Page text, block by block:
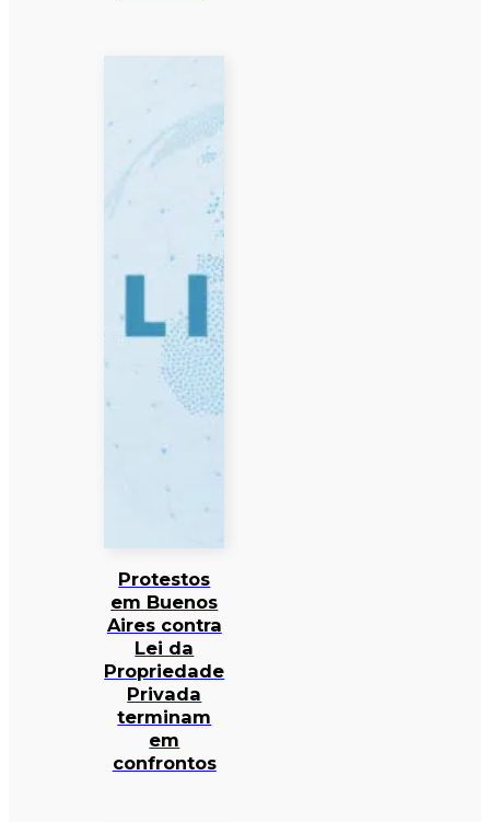
Protestos
em Buenos
Aires contra
Lei da
Propriedade
Privada
terminam
em
confrontos